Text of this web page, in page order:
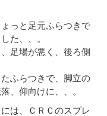
っと足元ふらつきで
た、、。
足場が悪く、後ろ側
ふらつきで、脚立の
、仰向けに、、。
は、ＣＲＣのスプレ